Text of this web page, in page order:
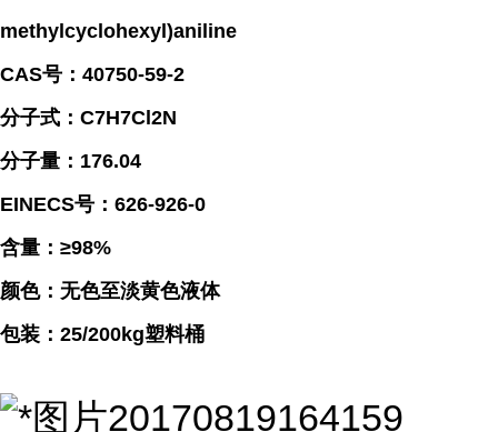
methylcyclohexyl)aniline
CAS号：40750-59-2
分子式：C7H7Cl2N
分子量：176.04
EINECS号：626-926-0
含量：≥98%
颜色：无色至淡黄色液体
包装：25/200kg塑料桶